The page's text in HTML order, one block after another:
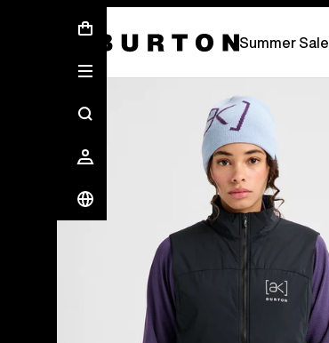
Summer Sale
Les experts Burton vous expliquent tout